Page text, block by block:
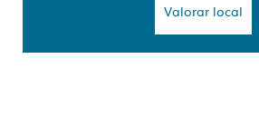
Valorar local